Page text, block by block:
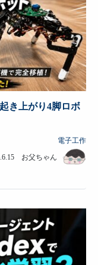
き上がり4脚ロボ
電子工作
お父ちゃん